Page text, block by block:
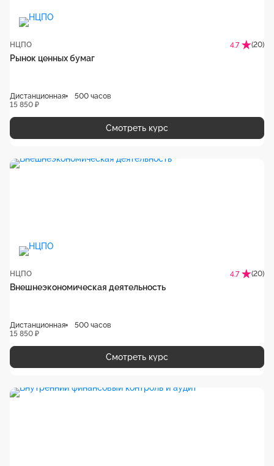
НЦПО 4.7 (20)
Рынок ценных бумаг
Дистанционная
500 часов
15 850 ₽
Смотреть курс
НЦПО 4.7 (20)
Внешнеэкономическая деятельность
Дистанционная
500 часов
15 850 ₽
Смотреть курс